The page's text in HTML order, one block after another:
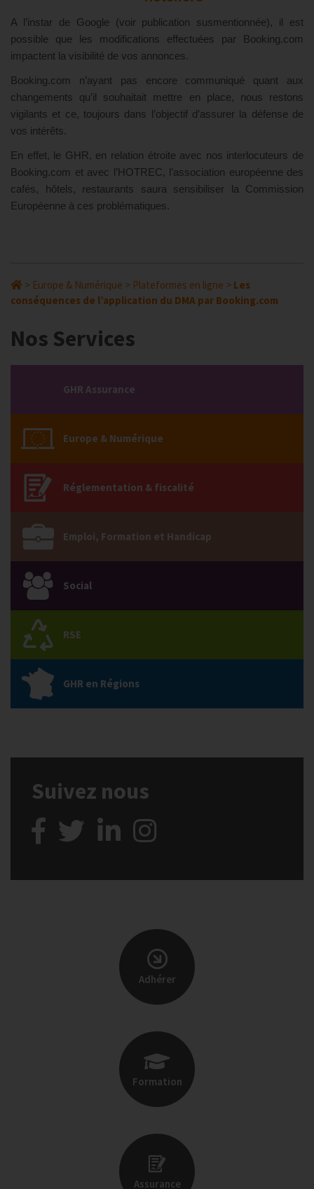
A l’instar de Google (voir publication susmentionnée), il est
possible que les modifications effectuées par Booking.com
impactent la visibilité de vos annonces.
Booking.com n’ayant pas encore communiqué quant aux
changements qu’il souhaitait mettre en place, nous restons
vigilants et ce, toujours dans l’objectif d’assurer la défense de
vos intérêts.
En effet, le GHR, en relation étroite avec nos interlocuteurs de
Booking.com et avec l’HOTREC, l’association européenne des
cafés, hôtels, restaurants saura sensibiliser la Commission
Européenne à ces problématiques.
> Europe & Numérique > Plateformes en ligne > Les
conséquences de l’application du DMA par Booking.com
Nos Services
GHR Assurance
Europe & Numérique
Réglementation & fiscalité
Emploi, Formation et Handicap
Social
RSE
GHR en Régions
Suivez nous
Adhérer
Formation
Assurance